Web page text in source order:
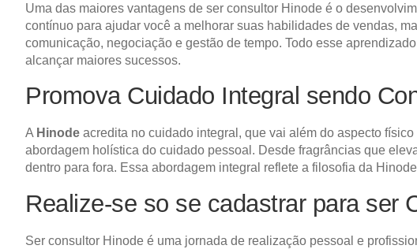
Uma das maiores vantagens de ser consultor Hinode é o
contínuo para ajudar você a melhorar suas habilidades de vendas,
comunicação, negociação e gestão de tempo. Todo esse
alcançar maiores sucessos.
Promova Cuidado Integral sendo
A Hinode acredita no cuidado integral, que vai além do aspecto
abordagem holística do cuidado pessoal. Desde fragrâncias que
dentro para fora. Essa abordagem integral reflete a filosofia da
Realize-se so se cadastrar para ser
Ser consultor Hinode é uma jornada de realização pessoal e